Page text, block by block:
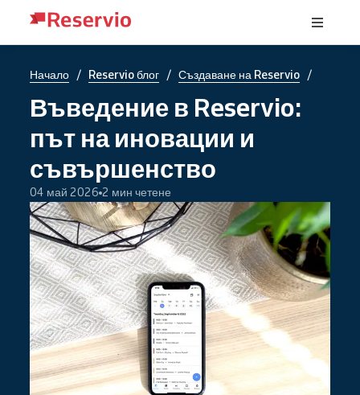
Начало / Reservio блог / Създаване на Reservio /
Въведение в Reservio:
път на иновации и
съвършенство
04 май 2026 2 мин четене